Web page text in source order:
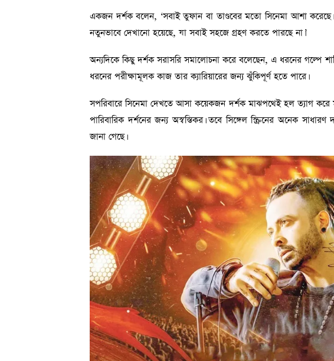
একজন দর্শক বলেন, ‘সবাই তুফান বা তাণ্ডবের মতো সিনেমা আশা করেছে।
নতুনভাবে দেখানো হয়েছে, যা সবাই সহজে গ্রহণ করতে পারছে না।’
অন্যদিকে কিছু দর্শক সরাসরি সমালোচনা করে বলেছেন, এ ধরনের গল্পে
ধরনের পরীক্ষামূলক কাজ তার ক্যারিয়ারের জন্য ঝুঁকিপূর্ণ হতে পারে।
সপরিবারে সিনেমা দেখতে আসা কয়েকজন দর্শক মাঝপথেই হল ত্যাগ করে
পারিবারিক দর্শনের জন্য অস্বস্তিকর। তবে সিঙ্গেল স্ক্রিনের অনেক
জানা গেছে।